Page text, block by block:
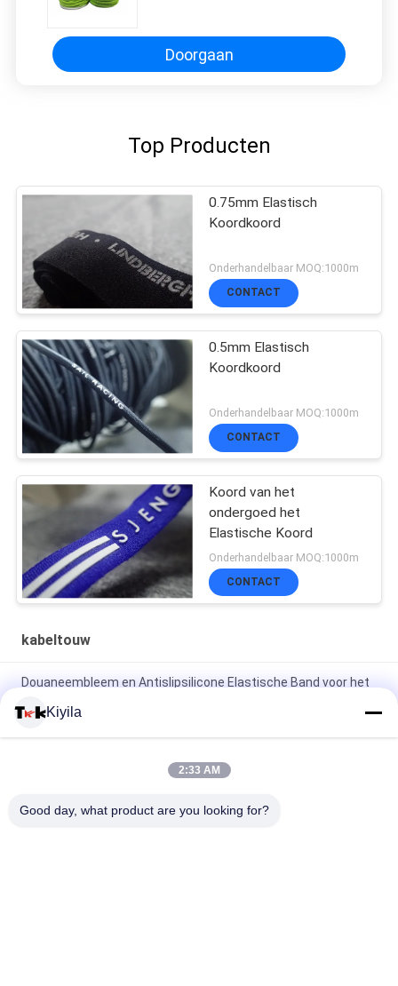
Doorgaan
Top Producten
0.75mm Elastisch
Koordkoord
Onderhandelbaar MOQ:1000m
CONTACT
0.5mm Elastisch
Koordkoord
Onderhandelbaar MOQ:1000m
CONTACT
Koord van het
ondergoed het
Elastische Koord
Onderhandelbaar MOQ:1000m
CONTACT
kabeltouw
Douaneembleem en Antislipsilicone Elastische Band voor het
Hoge Hardnekkigheid 3cm niet Elastische Beschikbare
OEM/ODM van het Koord Vlakke Nylon Koord
met In reliëf gemaakt Embleem
Kiyila
2:33 AM
Good day, what product are you looking for?